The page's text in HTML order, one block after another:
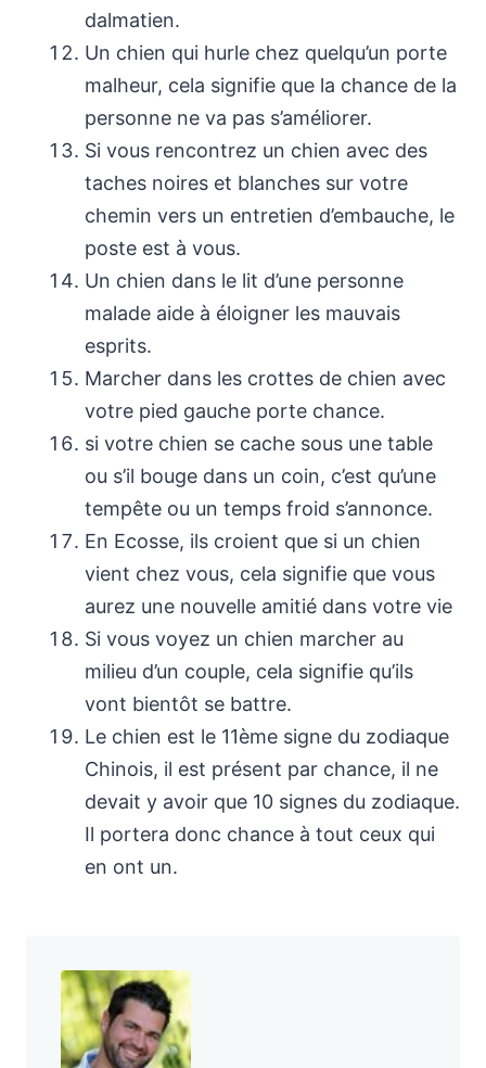
dalmatien.
Un chien qui hurle chez quelqu’un porte
malheur, cela signifie que la chance de la
personne ne va pas s’améliorer.
Si vous rencontrez un chien avec des
taches noires et blanches sur votre
chemin vers un entretien d’embauche, le
poste est à vous.
Un chien dans le lit d’une personne
malade aide à éloigner les mauvais
esprits.
Marcher dans les crottes de chien avec
votre pied gauche porte chance.
si votre chien se cache sous une table
ou s’il bouge dans un coin, c’est qu’une
tempête ou un temps froid s’annonce.
En Ecosse, ils croient que si un chien
vient chez vous, cela signifie que vous
aurez une nouvelle amitié dans votre vie
Si vous voyez un chien marcher au
milieu d’un couple, cela signifie qu’ils
vont bientôt se battre.
Le chien est le 11ème signe du zodiaque
Chinois, il est présent par chance, il ne
devait y avoir que 10 signes du zodiaque.
Il portera donc chance à tout ceux qui
en ont un.